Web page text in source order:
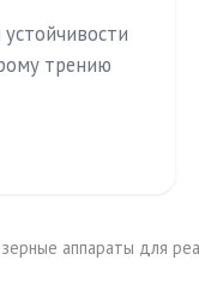
трению
аппараты для